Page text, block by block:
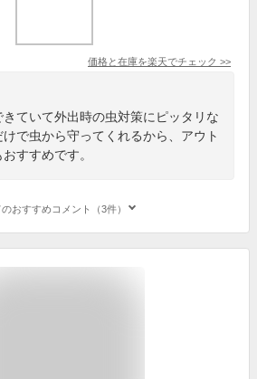
価格と在庫を楽天でチェック >>
ていて外出時の虫対策にピッタリな
で虫から守ってくれるから、アウト
すすめです。
おすすめコメント（3件）